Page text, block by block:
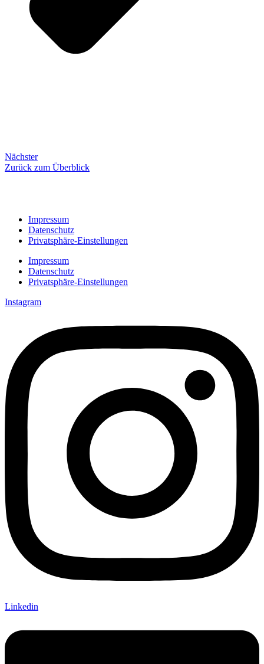
Nächster
Zurück zum Überblick
Impressum
Datenschutz
Privatsphäre-Einstellungen
Impressum
Datenschutz
Privatsphäre-Einstellungen
Instagram
Linkedin